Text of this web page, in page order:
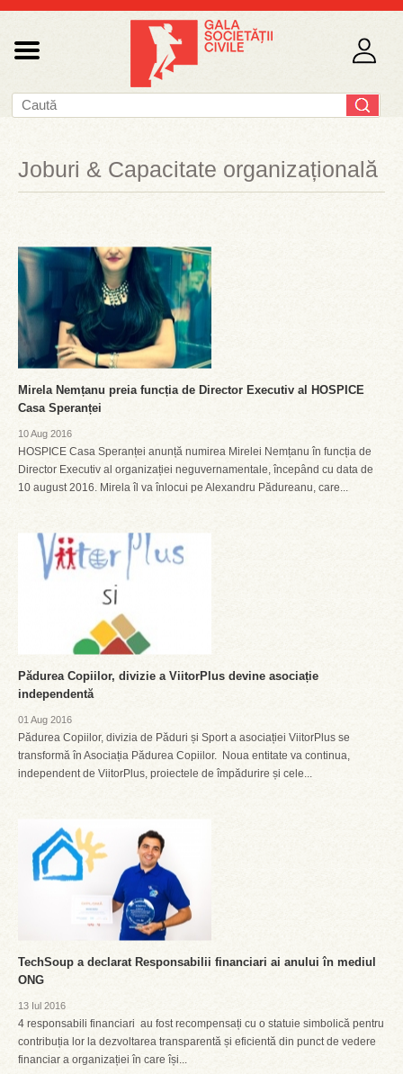
Joburi & Capacitate organizațională
Mirela Nemțanu preia funcția de Director Executiv al HOSPICE
Casa Speranței
10 Aug 2016
HOSPICE Casa Speranței anunță numirea Mirelei Nemțanu în funcția de
Director Executiv al organizației neguvernamentale, începând cu data de
10 august 2016. Mirela îl va înlocui pe Alexandru Pădureanu, care...
Pădurea Copiilor, divizie a ViitorPlus devine asociație
independentă
01 Aug 2016
Pădurea Copiilor, divizia de Păduri și Sport a asociației ViitorPlus se
transformă în Asociația Pădurea Copiilor. Noua entitate va continua,
independent de ViitorPlus, proiectele de împădurire și cele...
TechSoup a declarat Responsabilii financiari ai anului în mediul
ONG
13 Iul 2016
4 responsabili financiari au fost recompensați cu o statuie simbolică pentru
contribuția lor la dezvoltarea transparentă și eficientă din punct de vedere
financiar a organizației în care își...